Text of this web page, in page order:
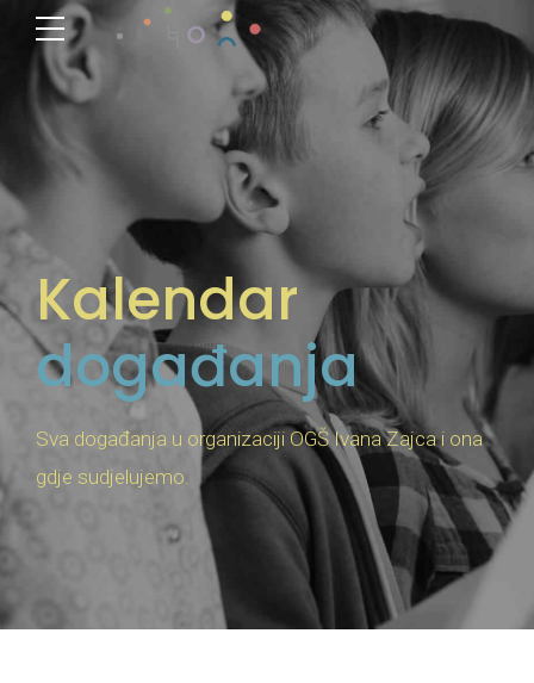
Kalendar
događanja
Sva događanja u organizaciji OGŠ Ivana Zajca i ona
gdje sudjelujemo.